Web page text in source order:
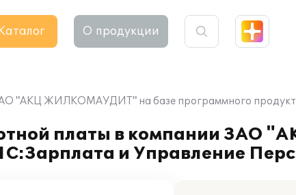
О продукции
"АКЦ ЖИЛКОМАУДИТ" на базе программного
платы в компании
и Управление